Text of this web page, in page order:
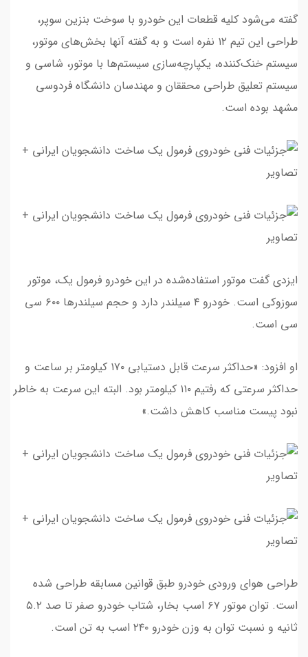
گفته می‌شود کلیه قطعات این خودرو با سوخت بنزین سوپر،
طراحی این تیم ۱۲ نفره است و به گفته آنها بخش‌های موتور،
سیستم خنک‌کننده، یکپارچه‌سازی سیستم‌ها با موتور، شاسی و
سیستم تعلیق طراحی محققان و مهندسان دانشگاه فردوسی
مشهد بوده است.
ایزدی گفت موتور استفاده‌شده در این خودرو فرمول یک، موتور
سوزوکی است. خودرو ۴ سیلندر دارد و حجم سیلندرها ۶۰۰ سی
سی است.
او افزود: «حداکثر سرعت قابل دستیابی ۱۷۰ کیلومتر بر ساعت و
حداکثر سرعتی که رفتیم ۱۱۰ کیلومتر بود. البته این سرعت به خاطر
نبود پیست مناسب کاهش داشت.»
طراحی هوای ورودی خودرو طبق قوانین مسابقه طراحی شده
است. توان موتور ۶۷ اسب بخار، شتاب خودرو صفر تا صد ۵.۲
ثانیه و نسبت توان به وزن خودرو ۲۴۰ اسب به تن است.